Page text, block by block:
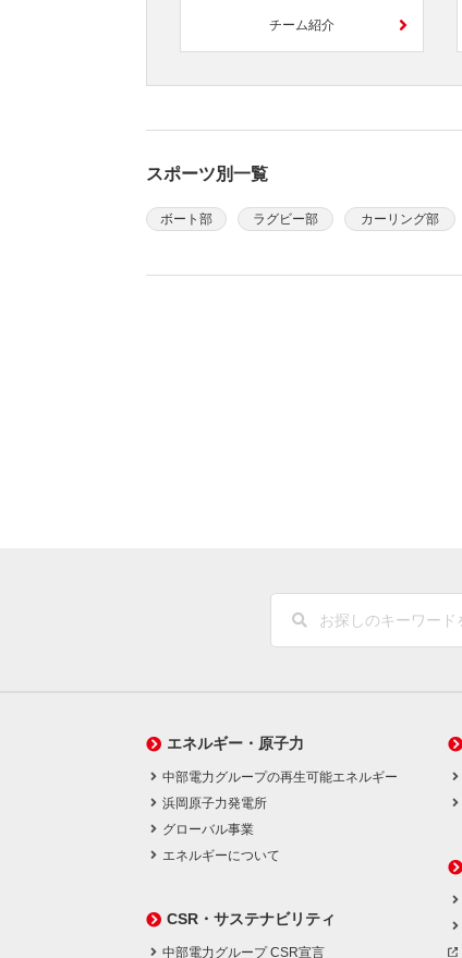
チーム紹介
スポーツ別一覧
ボート部 ラグビー部 カーリング部
エネルギー・原子力
中部電力グループの再生可能エネルギー
浜岡原子力発電所
グローバル事業
エネルギーについて
CSR・サステナビリティ
中部電力グループ CSR宣言